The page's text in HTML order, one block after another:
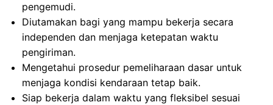
pengemudi.
Diutamakan bagi yang mampu bekerja secara
independen dan menjaga ketepatan waktu
pengiriman.
Mengetahui prosedur pemeliharaan dasar untuk
menjaga kondisi kendaraan tetap baik.
Siap bekerja dalam waktu yang fleksibel sesuai